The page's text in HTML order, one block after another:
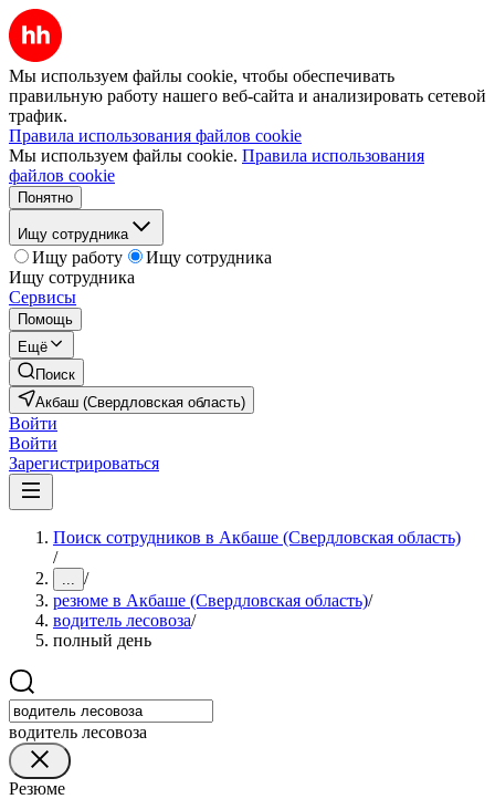
Мы используем файлы cookie, чтобы обеспечивать
правильную работу нашего веб-сайта и анализировать сетевой
трафик.
Правила использования файлов cookie
Мы используем файлы cookie. Правила использования
файлов cookie
Понятно
Ищу сотрудника
Ищу работу
Ищу сотрудника
Ищу сотрудника
Сервисы
Помощь
Ещё
Поиск
Акбаш (Свердловская область)
Войти
Войти
Зарегистрироваться
Поиск сотрудников в Акбаше (Свердловская область)
/
... /
резюме в Акбаше (Свердловская область)/
водитель лесовоза/
полный день
водитель лесовоза
Резюме